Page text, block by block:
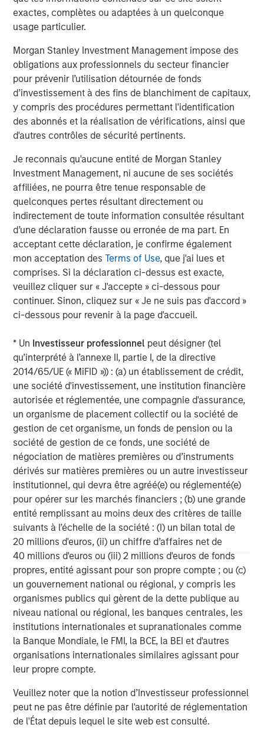
exactes, complètes ou adaptées à un quelconque
usage particulier.
Morgan Stanley Investment Management impose des
obligations aux professionnels du secteur financier
pour prévenir l’utilisation détournée de fonds
d’investissement à des fins de blanchiment de capitaux,
y compris des procédures permettant l'identification
des abonnés et la réalisation de vérifications, ainsi que
d'autres contrôles de sécurité pertinents.
Je reconnais qu'aucune entité de Morgan Stanley
Investment Management, ni aucune de ses sociétés
affiliées, ne pourra être tenue responsable de
quelconques pertes résultant directement ou
indirectement de toute information consultée résultant
d’une déclaration fausse ou erronée de ma part. En
acceptant cette déclaration, je confirme également
mon acceptation desTerms of Use, que j'ai lues et
comprises. Si la déclaration ci-dessus est exacte,
veuillez cliquer sur « J'accepte » ci-dessous pour
continuer. Sinon, cliquez sur « Je ne suis pas d'accord »
ci-dessous pour revenir à la page d'accueil.
* Un Investisseur professionnel peut désigner (tel
qu’interprété à l’annexe II, partie I, de la directive
2014/65/UE (« MiFID »)) : (a) un établissement de crédit,
une société d'investissement, une institution financière
autorisée et réglementée, une compagnie d'assurance,
un organisme de placement collectif ou la société de
gestion de cet organisme, un fonds de pension ou la
société de gestion de ce fonds, une société de
négociation de matières premières ou d’instruments
dérivés sur matières premières ou un autre investisseur
institutionnel, qui devra être agréé(e) ou réglementé(e)
pour opérer sur les marchés financiers ; (b) une grande
entité remplissant au moins deux des critères de taille
suivants à l’échelle de la société : (I) un bilan total de
20 millions d'euros, (ii) un chiffre d’affaires net de
40 millions d'euros ou (iii) 2 millions d'euros de fonds
propres, entité agissant pour son propre compte ; ou (c)
un gouvernement national ou régional, y compris les
organismes publics qui gèrent de la dette publique au
niveau national ou régional, les banques centrales, les
institutions internationales et supranationales comme
la Banque Mondiale, le FMI, la BCE, la BEI et d'autres
organisations internationales similaires agissant pour
leur propre compte.
Veuillez noter que la notion d’Investisseur professionnel
peut ne pas être définie par l'autorité de réglementation
de l'État depuis lequel le site web est consulté.
manufacturing platform in the health and wellness space
in the US. SPC’s leadership in the consumer space
coupled with this strong asset made this a compelling
continuation vehicle transaction, and we look forward to
SPC’s continued success with Captek,” explained Yash
Gupta, Partner at Morgan Stanley Private Markets
Secondaries, an investment team within Morgan Stanley
Investment Management that is a leader in GP-led
continuation vehicle transactions.
“Captek further exemplifies our depth and experience
investing in the Health and Wellness sector, including
businesses such as Renew Life, Swanson Health
Products, Clarion Brands, and Reliance. Captek enjoys a
unique and innovative position in the marketplace, and
we look forward to partnering with the team to execute
our playbook to drive growth,” said Alex Litt, Senior Vice
President at Swander Pace Capital.
Going forward, SPC will continue to seek acquisition
opportunities for Captek in the Vitamins, Mineral and
Supplements category to leverage the firm’s experience
and expertise in the space.
transaction by Lazard (secondary transaction advice),
Kirkland & Ellis LLP and Gibson, Dunn & Crutcher LLP
(legal advice) Armanino LLP and CohnReznick (finance),
and Kroll LLC (fairness opinion). The new investors were
supported by Davis Polk & Wardwell LLP (legal advice).
About Captek Softgel International, Inc.
Captek Softgel International, Inc. (CSI) is a privately-
owned, FDA registered and audited, GMP-certified, full-
service contract manufacturer of custom dietary
supplement formulations. CSI features high efficiency
encapsulation lines operating 24/5, capable of producing
more than 10 billion soft gels annually. The facility
encompasses approximately 295,000 square feet of
production, analytical laboratory, pilot laboratory, and
warehousing space. Captek fully complies with FDA
cGMP’s and has been independently certified by NSF
International. For more information,
visitwww.capteksoftgel.com .
About Swander Pace Capital
Swander Pace Capital (“SPC”) is a private equity firm that
lives. Representative present and historical investments
include Mommy's Bliss, Renew Life, Bragg Live Food
Products, Swanson Health Products, Clarion Brands,